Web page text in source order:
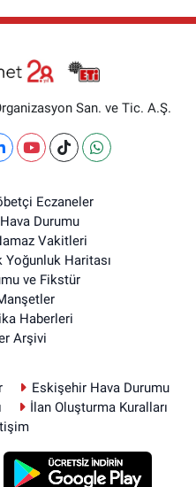
San. ve Tic. A.Ş.
Eczaneler
Durumu
Vakitleri
Haritası
ve Fikstür
Haberleri
Arşivi
Eskişehir Hava Durumu
İlan Oluşturma Kuralları